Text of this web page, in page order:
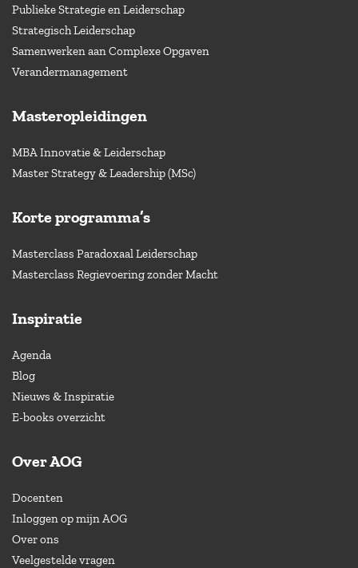
Publieke Strategie en Leiderschap
Strategisch Leiderschap
Samenwerken aan Complexe Opgaven
Verandermanagement
Masteropleidingen
MBA Innovatie & Leiderschap
Master Strategy & Leadership (MSc)
Korte programma’s
Masterclass Paradoxaal Leiderschap
Masterclass Regievoering zonder Macht
Inspiratie
Agenda
Blog
Nieuws & Inspiratie
E-books overzicht
Over AOG
Docenten
Inloggen op mijn AOG
Over ons
Veelgestelde vragen